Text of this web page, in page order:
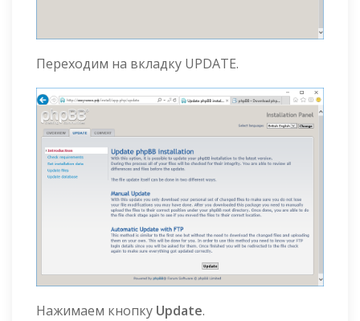
Переходим на вкладку UPDATE.
Нажимаем кнопку Update.